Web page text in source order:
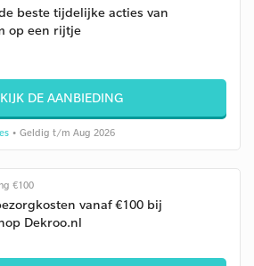
beste tijdelijke acties van
op een rijtje
DE AANBIEDING
• Geldig t/m Aug 2026
€100
vanaf €100 bij
Dekroo.nl